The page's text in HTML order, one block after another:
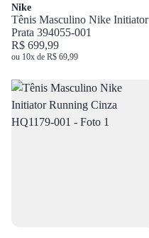
Nike
Tênis Masculino Nike Initiator
Prata 394055-001
R$ 699,99
ou 10x de R$ 69,99